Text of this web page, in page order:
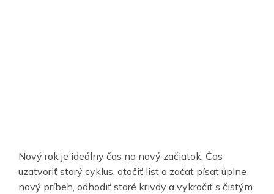
Nový rok je ideálny čas na nový začiatok. Čas
uzatvoriť starý cyklus, otočiť list a začať písať úplne
nový príbeh, odhodiť staré krivdy a vykročiť s čistým